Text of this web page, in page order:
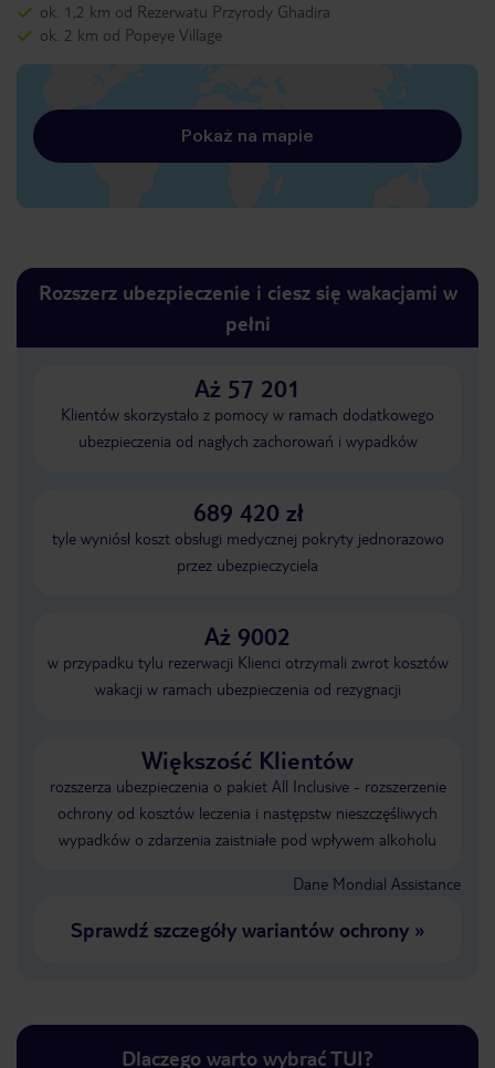
ok. 1,2 km od Rezerwatu Przyrody Ghadira
ok. 2 km od Popeye Village
Pokaż na mapie
Rozszerz ubezpieczenie i ciesz się wakacjami w
pełni
Aż 57 201
Klientów skorzystało z pomocy w ramach dodatkowego
ubezpieczenia od nagłych zachorowań i wypadków
689 420 zł
tyle wyniósł koszt obsługi medycznej pokryty jednorazowo
przez ubezpieczyciela
Aż 9002
w przypadku tylu rezerwacji Klienci otrzymali zwrot kosztów
wakacji w ramach ubezpieczenia od rezygnacji
Większość Klientów
rozszerza ubezpieczenia o pakiet All Inclusive - rozszerzenie
ochrony od kosztów leczenia i następstw nieszczęśliwych
wypadków o zdarzenia zaistniałe pod wpływem alkoholu
Dane Mondial Assistance
Sprawdź szczegóły wariantów ochrony»
Dlaczego warto wybrać TUI?